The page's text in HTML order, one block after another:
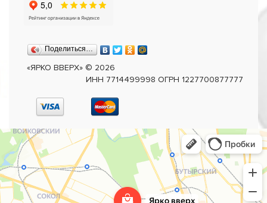
Поделиться…
«ЯРКО ВВЕРХ» © 2026
ИНН 7714499998 ОГРН 1227700877777